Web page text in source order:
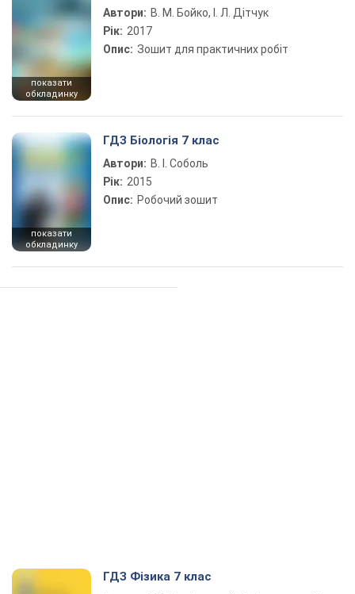
показати
обкладинку
Автори: В. М. Бойко, І. Л. Дітчук
Рік: 2017
Опис: Зошит для практичних робіт
показати
обкладинку
ГДЗ Біологія 7 клас
Автори: В. І. Соболь
Рік: 2015
Опис: Робочий зошит
ГДЗ Фізика 7 клас